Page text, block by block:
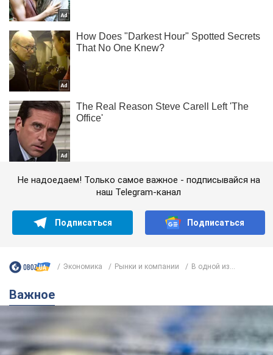
Не надоедаем! Только самое важное - подписывайся на
наш Telegram-канал
Подписаться Подписаться
Экономика Рынки и компании В одной из...
Важное